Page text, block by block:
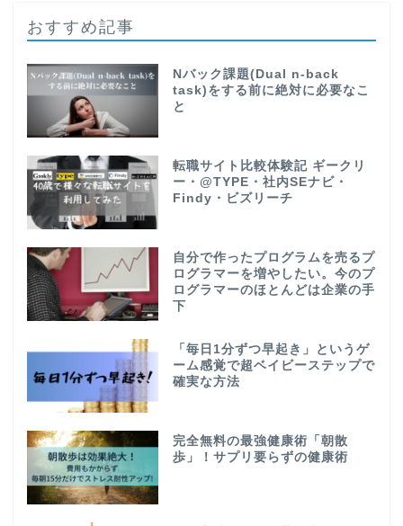
おすすめ記事
Nバック課題(Dual n-back
task)をする前に絶対に必要なこ
と
転職サイト比較体験記 ギークリ
ー・@TYPE・社内SEナビ・
Findy・ビズリーチ
自分で作ったプログラムを売るプ
ログラマーを増やしたい。今のプ
ログラマーのほとんどは企業の手
下
「毎日1分ずつ早起き」というゲ
ーム感覚で超ベイビーステップで
確実な方法
完全無料の最強健康術「朝散
歩」！サプリ要らずの健康術